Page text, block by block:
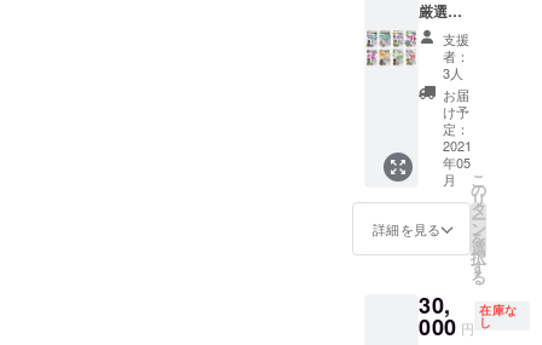
ケニア
13.Oli
Aloha
Kaua’i -
ハワイ
Women
of the
Worldと
は 世界
する 植
田あゆ
る、日
本、イ
エチオ
ピア ⑦
カバブ
ヒン
ディ
（カバ
ブのト
マト煮
込み）
シリア
ンキョ
ウワン
ノココ
コナッ
ズ豆の
ヘル
シー
スー
プ）モ
ロッコ
⑥ブ
ロッコ
リーと
トマト
のポ
ター
ポター
ジュ ⑧
どはお
受けで
きませ
ん。 ※
内容等
は購入
者様と
相談 ※
宿泊不
可、個
別での
面談の
ねがい
しま
厳選レ
トルト
を１２
個送り
ます。
（１年
間） ★
合計４
８個送
ります
（送料
込） 内
容＞
１、購
へ直接
連絡を
行いま
支援
者：
3人
お届
け予
定：
2021
年05
月
詳細を見る
こ
の
リ
タ
ー
ン
を
選
択
す
る
30,
000 円
在庫な
し